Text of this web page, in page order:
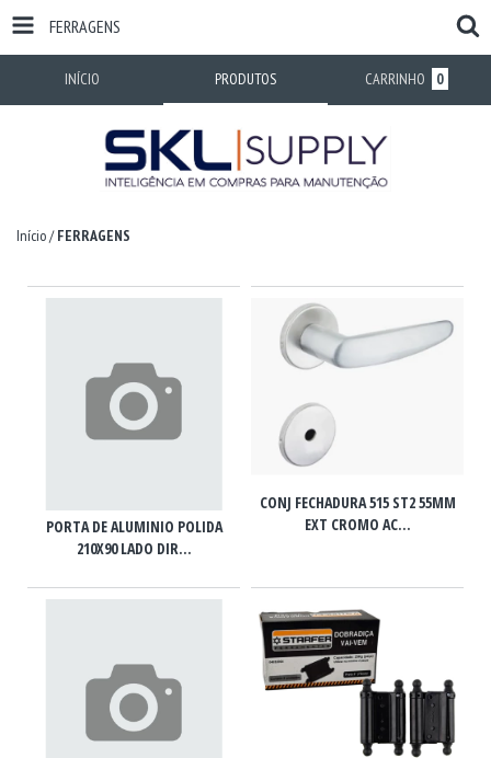
FERRAGENS
INÍCIO PRODUTOS CARRINHO 0
Início/ FERRAGENS
PORTA DE ALUMINIO POLIDA
210X90 LADO DIR...
CONJ FECHADURA 515 ST2 55MM
EXT CROMO AC...